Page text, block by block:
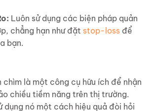
Luôn sử dụng các biện pháp quản
chẳng hạn như đặt stop-lossđể
bạn.
chìm là một công cụ hữu ích để nhận
chiều tiềm năng trên thị trường.
dụng nó một cách hiệu quả đòi hỏi